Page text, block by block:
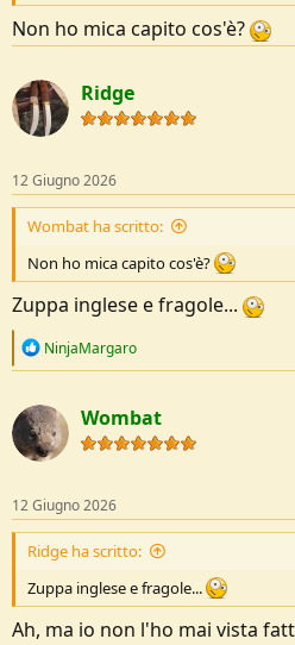
Non ho mica capito cos'è?
Ridge
12 Giugno 2026
Wombat ha scritto:
Non ho mica capito cos'è?
Zuppa inglese e fragole...
R
c
t
i
o
s
:
NinjaMargaro
Wombat
12 Giugno 2026
Ridge ha scritto:
Zuppa inglese e fragole...
Ah, ma io non l'ho mai vista